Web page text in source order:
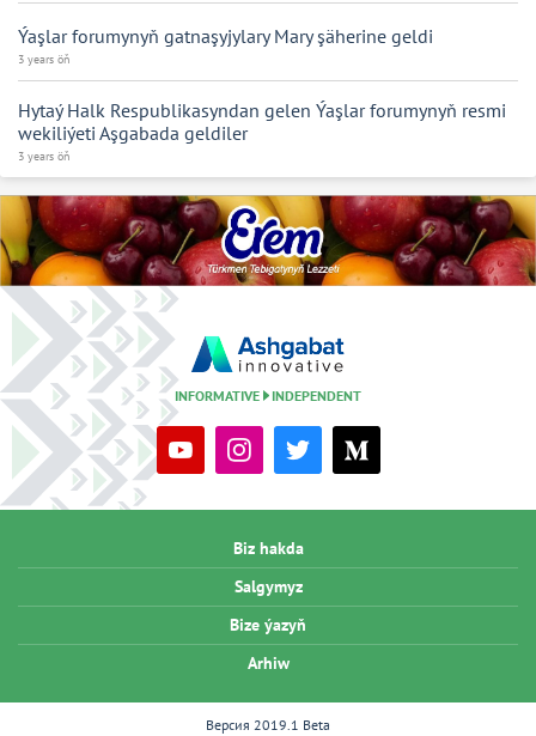
Ýaşlar forumynyň gatnaşyjylary Mary şäherine geldi
3 years öň
Hytaý Halk Respublikasyndan gelen Ýaşlar forumynyň resmi
wekiliýeti Aşgabada geldiler
3 years öň
INFORMATIVE INDEPENDENT
Biz hakda
Salgymyz
Bize ýazyň
Arhiw
Версия 2019.1 Beta